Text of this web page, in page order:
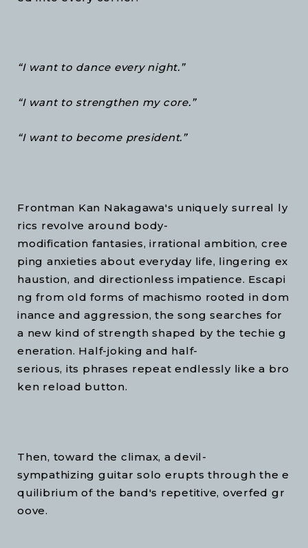
“I want to dance every night.”
“I want to strengthen my core.”
“I want to become president.”
Frontman Kan Nakagawa's uniquely surreal ly
rics revolve around body-
modification fantasies, irrational ambition, cree
ping anxieties about everyday life, lingering ex
haustion, and directionless impatience. Escapi
ng from old forms of machismo rooted in dom
inance and aggression, the song searches for
a new kind of strength shaped by the techie g
eneration. Half-joking and half-
serious, its phrases repeat endlessly like a bro
ken reload button.
Then, toward the climax, a devil-
sympathizing guitar solo erupts through the e
quilibrium of the band's repetitive, overfed gr
oove.